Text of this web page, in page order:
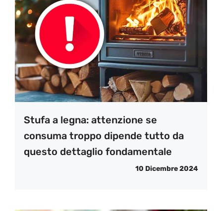
Stufa a legna: attenzione se
consuma troppo dipende tutto da
questo dettaglio fondamentale
10 Dicembre 2024